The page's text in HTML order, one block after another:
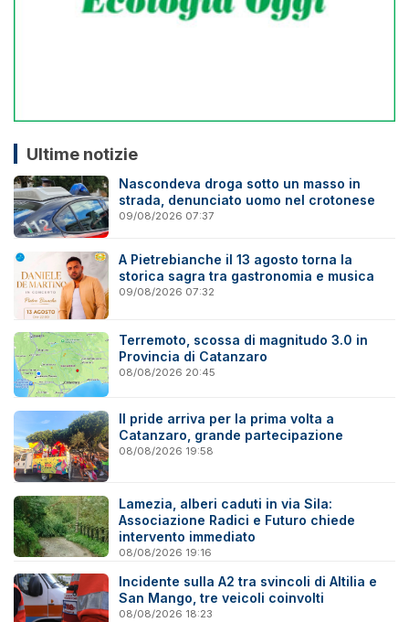
Ultime notizie
Nascondeva droga sotto un masso in
strada, denunciato uomo nel crotonese
09/08/2026 07:37
A Pietrebianche il 13 agosto torna la
storica sagra tra gastronomia e musica
09/08/2026 07:32
Terremoto, scossa di magnitudo 3.0 in
Provincia di Catanzaro
08/08/2026 20:45
Il pride arriva per la prima volta a
Catanzaro, grande partecipazione
08/08/2026 19:58
Lamezia, alberi caduti in via Sila:
Associazione Radici e Futuro chiede
intervento immediato
08/08/2026 19:16
Incidente sulla A2 tra svincoli di Altilia e
San Mango, tre veicoli coinvolti
08/08/2026 18:23